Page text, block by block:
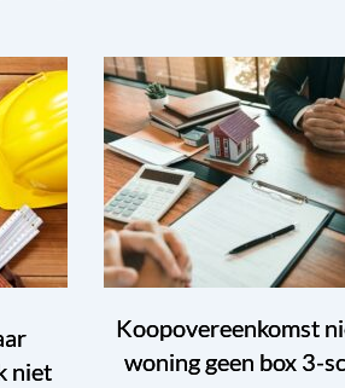
niet
Koopovereenkomst
woning geen box 3-